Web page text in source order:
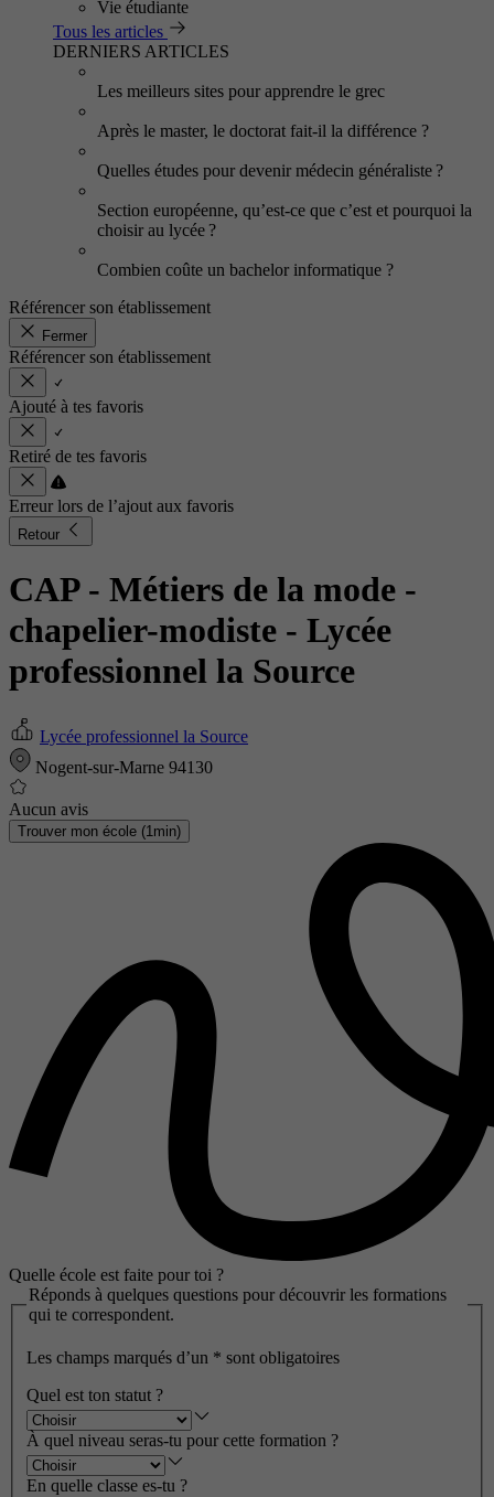
Vie étudiante
Tous les articles
DERNIERS ARTICLES
Les meilleurs sites pour apprendre le grec
Après le master, le doctorat fait-il la différence ?
Quelles études pour devenir médecin généraliste ?
Section européenne, qu’est-ce que c’est et pourquoi la
choisir au lycée ?
Combien coûte un bachelor informatique ?
Référencer son établissement
Fermer
Référencer son établissement
Ajouté à tes favoris
Retiré de tes favoris
Erreur lors de l’ajout aux favoris
Retour
CAP - Métiers de la mode -
chapelier-modiste - Lycée
professionnel la Source
Lycée professionnel la Source
Nogent-sur-Marne 94130
Aucun avis
Trouver mon école (1min)
Quelle école est faite pour toi ?
Réponds à quelques questions pour découvrir les formations
qui te correspondent.
Les champs marqués d’un * sont obligatoires
Quel est ton statut ?
À quel niveau seras-tu pour cette formation ?
En quelle classe es-tu ?